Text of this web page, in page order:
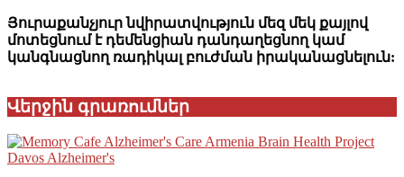
Յուրաքանչյուր նվիրատվություն մեզ մեկ քայլով
մոտեցնում է դեմենցիան դանդաղեցնող կամ
կանգնացնող ռադիկալ բուժման իրականացնելուն:
Վերջին գրառումներ